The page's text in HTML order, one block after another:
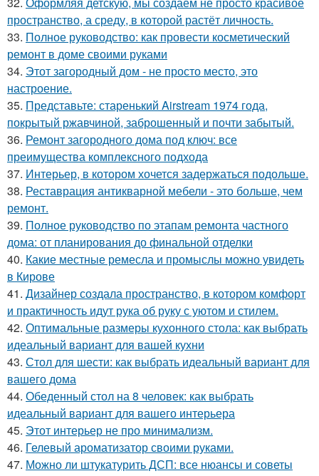
пространство, а среду, в которой растёт личность.
33. Полное руководство: как провести косметический
ремонт в доме своими руками
34. Этот загородный дом - не просто место, это
настроение.
35. Представьте: старенький Airstream 1974 года,
покрытый ржавчиной, заброшенный и почти забытый.
36. Ремонт загородного дома под ключ: все
преимущества комплексного подхода
37. Интерьер, в котором хочется задержаться подольше.
38. Реставрация антикварной мебели - это больше, чем
ремонт.
39. Полное руководство по этапам ремонта частного
дома: от планирования до финальной отделки
40. Какие местные ремесла и промыслы можно увидеть
в Кирове
41. Дизайнер создала пространство, в котором комфорт
и практичность идут рука об руку с уютом и стилем.
42. Оптимальные размеры кухонного стола: как выбрать
идеальный вариант для вашей кухни
43. Стол для шести: как выбрать идеальный вариант для
вашего дома
44. Обеденный стол на 8 человек: как выбрать
идеальный вариант для вашего интерьера
45. Этот интерьер не про минимализм.
46. Гелевый ароматизатор своими руками.
47. Можно ли штукатурить ДСП: все нюансы и советы